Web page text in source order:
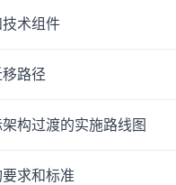
术组件
路径
构过渡的实施路线图
求和标准